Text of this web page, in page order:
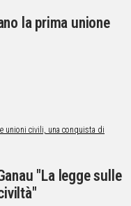
la prima unione
"La legge sulle